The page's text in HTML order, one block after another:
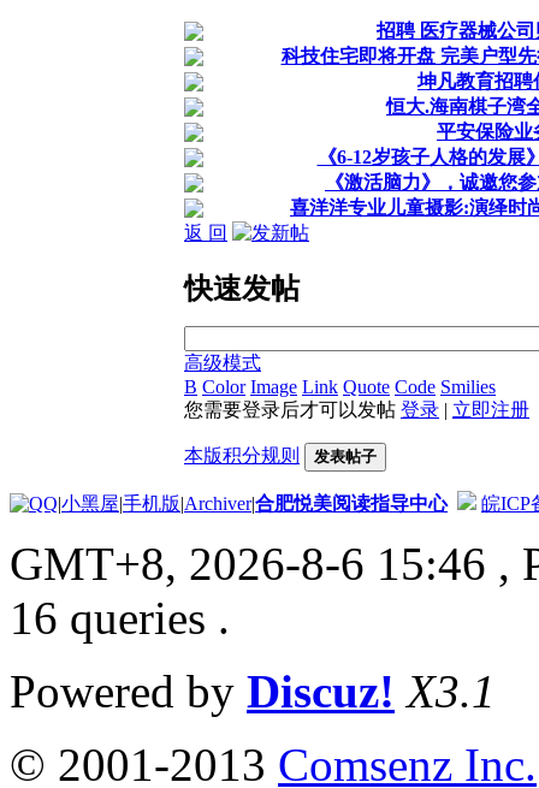
招聘 医疗器械公
科技住宅即将开盘 完美户型
坤凡教育招聘
恒大.海南棋子湾
平安保险业
《6-12岁孩子人格的发展
《激活脑力》，诚邀您
喜洋洋专业儿童摄影:演绎时
返 回
快速发帖
高级模式
B Color Image Link Quote Code Smilies
您需要登录后才可以发帖 登录 | 立即注册
本版积分规则 发表帖子
|小黑屋|手机版|Archiver|合肥悦美阅读指导中心 皖ICP
GMT+8, 2026-8-6 15:46 ,
16 queries .
Powered by Discuz! X3.1
© 2001-2013 Comsenz Inc.